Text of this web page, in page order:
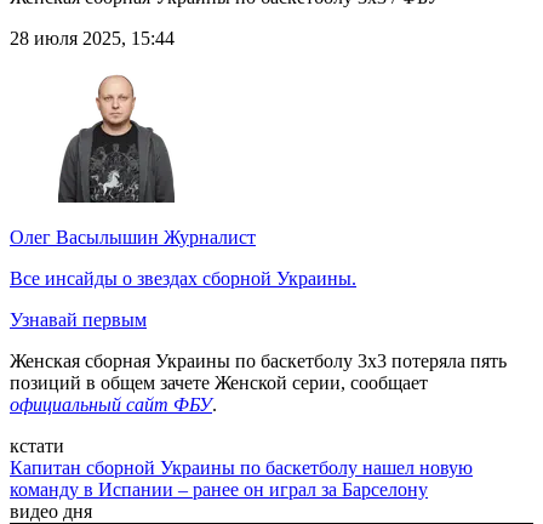
28 июля 2025, 15:44
Олег Васылышин Журналист
Все инсайды о звездах сборной Украины.
Узнавай первым
Женская сборная Украины по баскетболу 3х3 потеряла пять
позиций в общем зачете Женской серии, сообщает
официальный сайт ФБУ.
кстати
Капитан сборной Украины по баскетболу нашел новую
команду в Испании – ранее он играл за Барселону
видео дня